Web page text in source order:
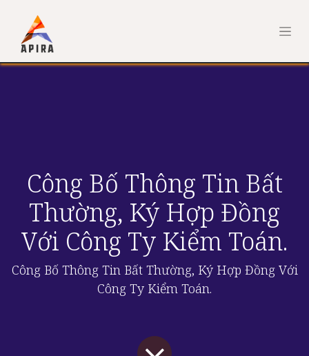
Công Bố Thông Tin Bất
Thường, Ký Hợp Đồng
Với Công Ty Kiểm Toán.
Công Bố Thông Tin Bất Thường, Ký Hợp Đồng Với
Công Ty Kiểm Toán.